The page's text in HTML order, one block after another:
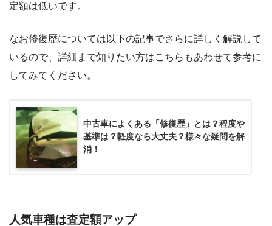
定額は低いです。
なお修復歴については以下の記事でさらに詳しく解説して
いるので、詳細まで知りたい方はこちらもあわせて参考に
してみてください。
中古車によくある「修復歴」とは？程度や
基準は？軽度なら大丈夫？様々な疑問を解
消！
人気車種は査定額アップ